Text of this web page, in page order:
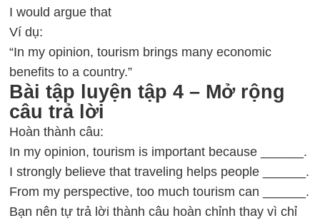
I would argue that
Ví dụ:
“In my opinion, tourism brings many economic
benefits to a country.”
Bài tập luyện tập 4 – Mở rộng
câu trả lời
Hoàn thành câu:
In my opinion, tourism is important because ______.
I strongly believe that traveling helps people ______.
From my perspective, too much tourism can ______.
Bạn nên tự trả lời thành câu hoàn chỉnh thay vì chỉ